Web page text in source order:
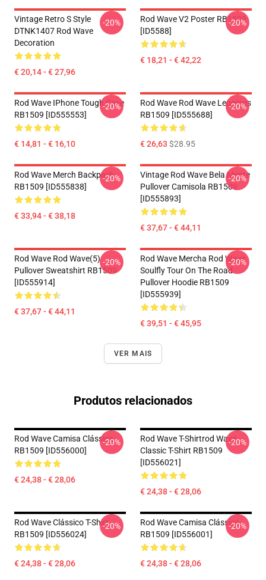
Vintage Retro S Style
DTNK1407 Rod Wave
Decoration
€ 20,14 - € 27,96
-20%
Rod Wave V2 Poster RB1509
[ID5588]
€ 18,21 - € 42,22
-20%
Rod Wave IPhone Tough Case
RB1509 [ID555553]
€ 14,81 - € 16,10
-20%
Rod Wave Rod Wave Leggings
RB1509 [ID555688]
€ 26,63 $28.95
-20%
Rod Wave Merch Backpack
RB1509 [ID555838]
€ 33,94 - € 38,18
-20%
Vintage Rod Wave Bela Mente
Pullover Camisola RB1509
[ID555893]
€ 37,67 - € 44,11
-20%
Rod Wave Rod Wave(5)
Pullover Sweatshirt RB1509
[ID555914]
€ 37,67 - € 44,11
-20%
Rod Wave Mercha Rod Wave
Soulfly Tour On The Road
Pullover Hoodie RB1509
[ID555939]
€ 39,51 - € 45,95
-20%
VER MAIS
Produtos relacionados
Rod Wave Camisa Clássica
RB1509 [ID556000]
€ 24,38 - € 28,06
-20%
Rod Wave T-Shirtrod Wave
Classic T-Shirt RB1509
[ID556021]
€ 24,38 - € 28,06
-20%
Rod Wave Clássico T-Shirt
RB1509 [ID556024]
€ 24,38 - € 28,06
-20%
Rod Wave Camisa Clássica
RB1509 [ID556001]
€ 24,38 - € 28,06
-20%